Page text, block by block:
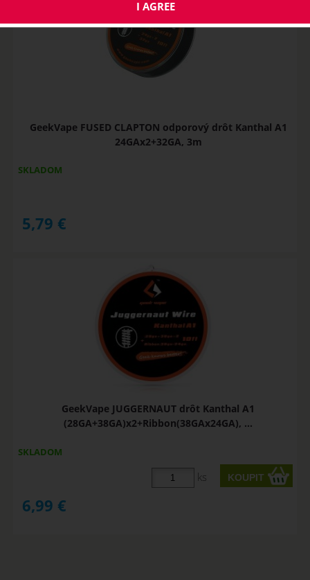
GeekVape FUSED CLAPTON odporový drôt Kanthal A1
24GAx2+32GA, 3m
SKLADOM
5,79 €
GeekVape JUGGERNAUT drôt Kanthal A1
(28GA+38GA)x2+Ribbon(38GAx24GA), ...
SKLADOM
ks
6,99 €